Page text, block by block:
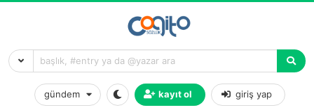
gündem kayıt ol giriş yap